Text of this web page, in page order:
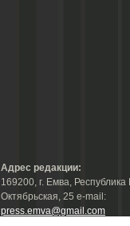
Адрес редакции:
169200, г. Емва, Республика
Октябрьская, 25 е-mail:
press.emva@gmail.com